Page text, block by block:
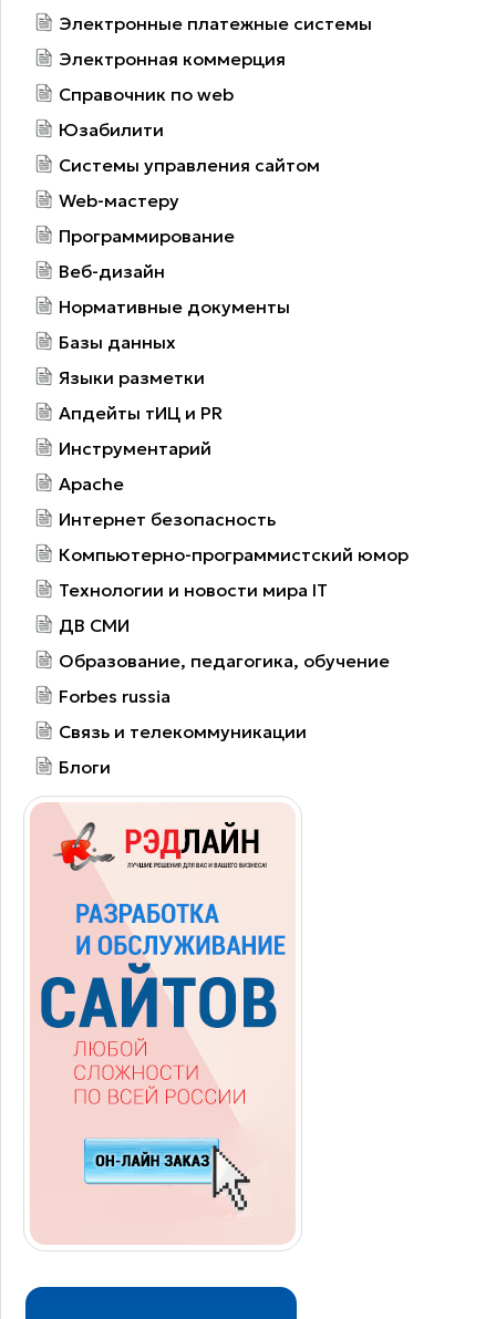
Электронные платежные системы
Электронная коммерция
Справочник по web
Юзабилити
Системы управления сайтом
Web-мастеру
Программирование
Веб-дизайн
Нормативные документы
Базы данных
Языки разметки
Апдейты тИЦ и PR
Инструментарий
Apache
Интернет безопасность
Компьютерно-программистский юмор
Технологии и новости мира IT
ДВ СМИ
Образование, педагогика, обучение
Forbes russia
Связь и телекоммуникации
Блоги